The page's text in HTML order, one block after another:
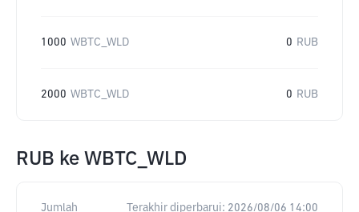
1000 WBTC_WLD 0 RUB
2000 WBTC_WLD 0 RUB
RUB ke WBTC_WLD
Jumlah Terakhir diperbarui: 2026/08/06 14:00